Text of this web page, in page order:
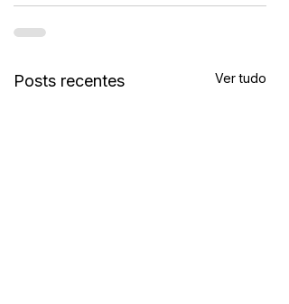
Posts recentes Ver tudo